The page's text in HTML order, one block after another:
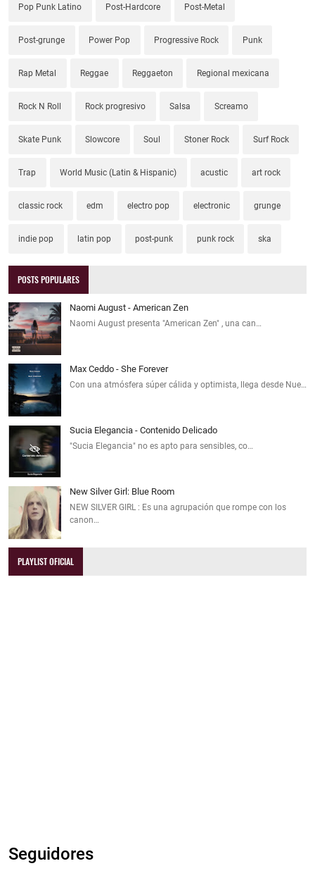
Pop Punk Latino Post-Hardcore Post-Metal
Post-grunge Power Pop Progressive Rock Punk
Rap Metal Reggae Reggaeton Regional mexicana
Rock N Roll Rock progresivo Salsa Screamo
Skate Punk Slowcore Soul Stoner Rock Surf Rock
Trap World Music (Latin & Hispanic) acustic art rock
classic rock edm electro pop electronic grunge
indie pop latin pop post-punk punk rock ska
POSTS POPULARES
Naomi August - American Zen
Naomi August presenta "American Zen" , una can…
Max Ceddo - She Forever
Con una atmósfera súper cálida y optimista, llega desde Nue…
Sucia Elegancia - Contenido Delicado
"Sucia Elegancia" no es apto para sensibles, co…
New Silver Girl: Blue Room
NEW SILVER GIRL : Es una agrupación que rompe con los
canon…
PLAYLIST OFICIAL
Seguidores